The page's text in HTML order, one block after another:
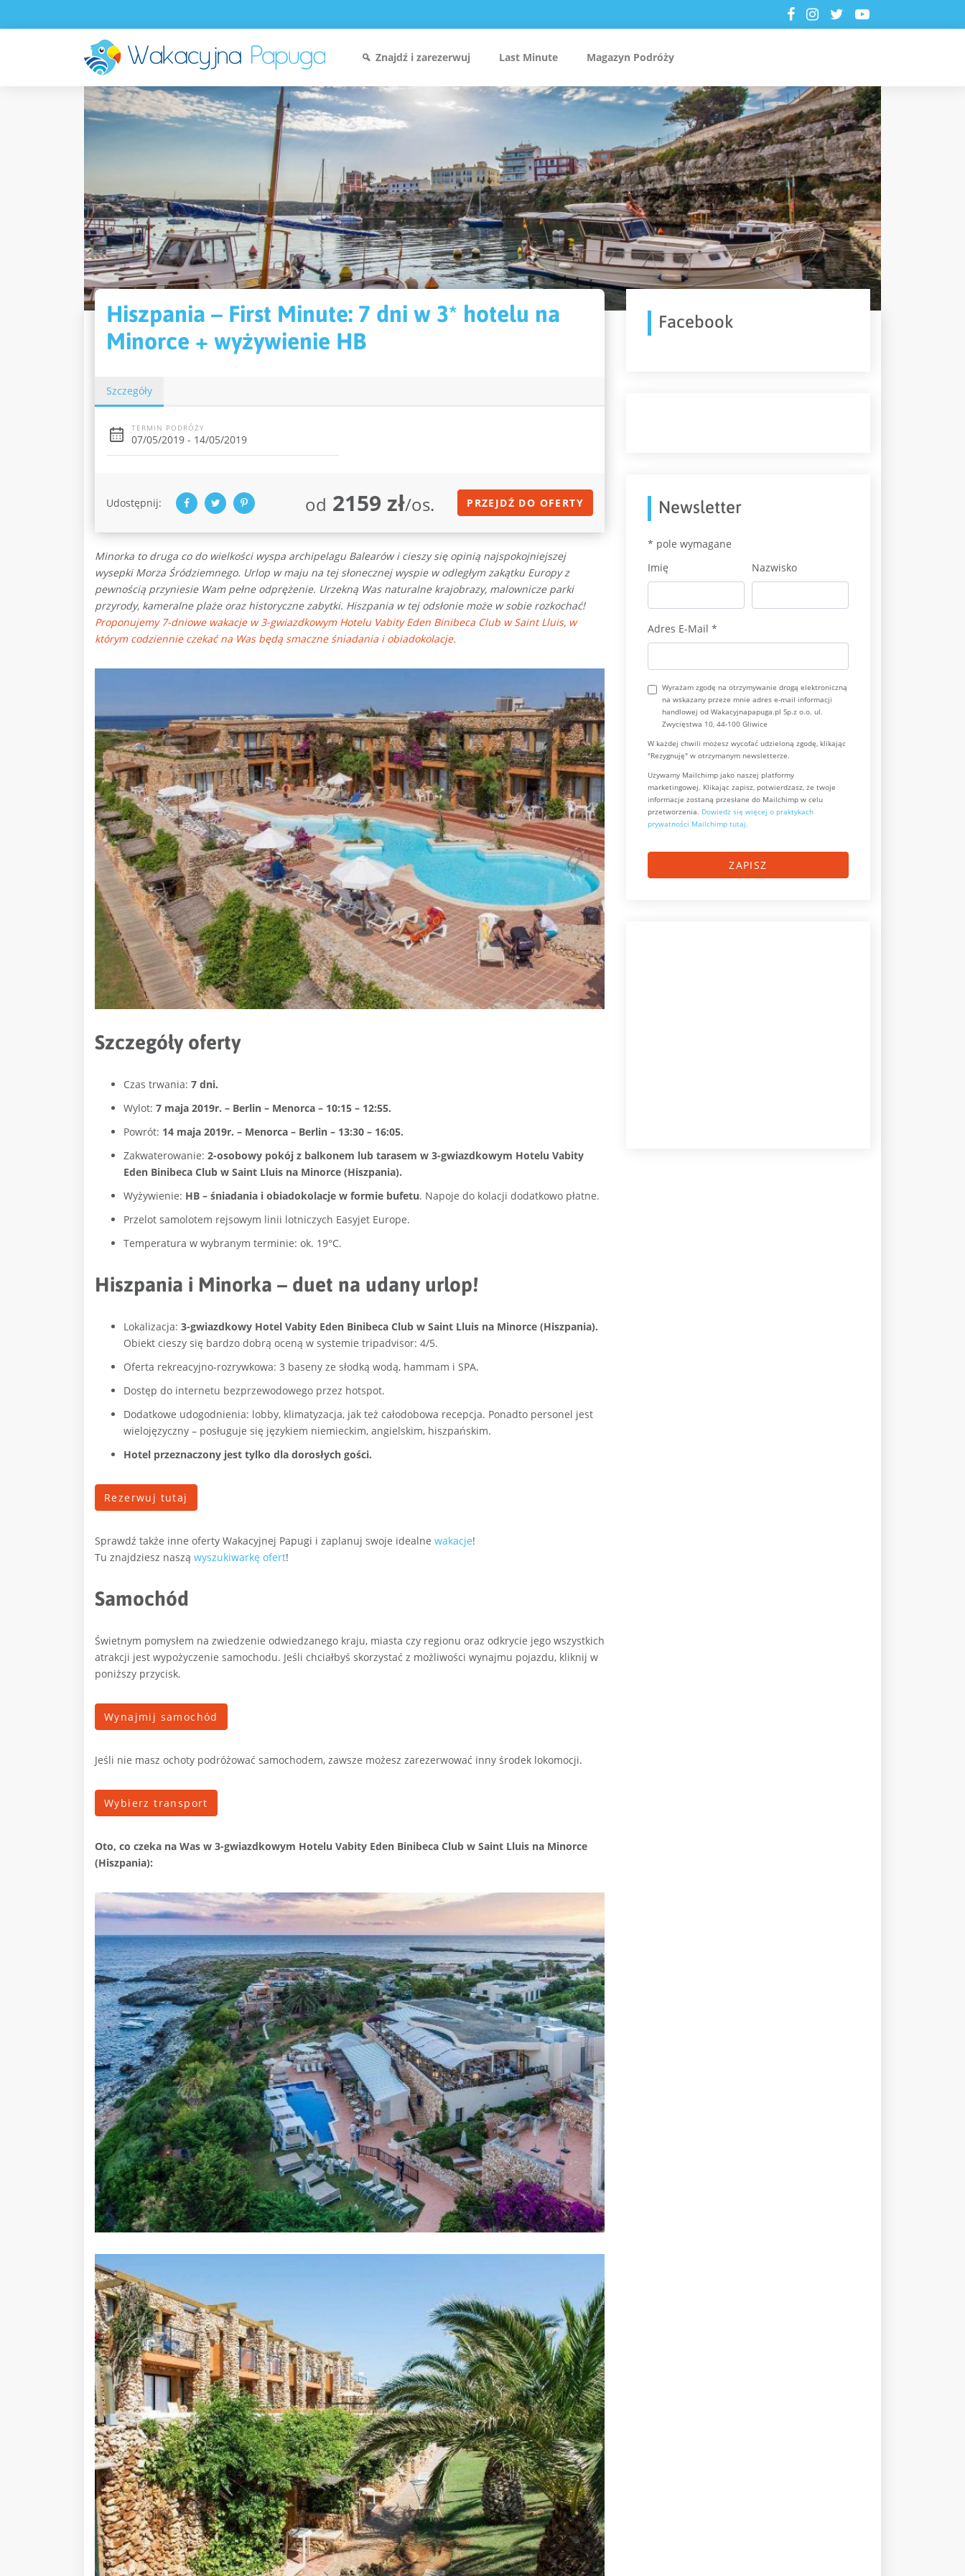
Znajdź i zarezerwuj Last Minute Magazyn Podróży
Hiszpania – First Minute: 7 dni w 3* hotelu na
Minorce + wyżywienie HB
Szczegóły
TERMIN PODRÓŻY
07/05/2019 - 14/05/2019
Udostępnij: od 2159 zł/os. PRZEJDŹ DO OFERTY
Minorka to druga co do wielkości wyspa archipelagu Balearów i cieszy się opinią najspokojniejszej
wysepki Morza Śródziemnego. Urlop w maju na tej słonecznej wyspie w odległym zakątku Europy z
pewnością przyniesie Wam pełne odprężenie. Urzekną Was naturalne krajobrazy, malownicze parki
przyrody, kameralne plaże oraz historyczne zabytki. Hiszpania w tej odsłonie może w sobie rozkochać!
Proponujemy 7-dniowe wakacje w 3-gwiazdkowym Hotelu Vabity Eden Binibeca Club w Saint Lluis, w
którym codziennie czekać na Was będą smaczne śniadania i obiadokolacje.
Szczegóły oferty
Czas trwania: 7 dni.
Wylot: 7 maja 2019r. – Berlin – Menorca – 10:15 – 12:55.
Powrót: 14 maja 2019r. – Menorca – Berlin – 13:30 – 16:05.
Zakwaterowanie: 2-osobowy pokój z balkonem lub tarasem w 3-gwiazdkowym Hotelu Vabity
Eden Binibeca Club w Saint Lluis na Minorce (Hiszpania).
Wyżywienie: HB – śniadania i obiadokolacje w formie bufetu. Napoje do kolacji dodatkowo płatne.
Przelot samolotem rejsowym linii lotniczych Easyjet Europe.
Temperatura w wybranym terminie: ok. 19°C.
Hiszpania i Minorka – duet na udany urlop!
Lokalizacja: 3-gwiazdkowy Hotel Vabity Eden Binibeca Club w Saint Lluis na Minorce (Hiszpania).
Obiekt cieszy się bardzo dobrą oceną w systemie tripadvisor: 4/5.
Oferta rekreacyjno-rozrywkowa: 3 baseny ze słodką wodą, hammam i SPA.
Dostęp do internetu bezprzewodowego przez hotspot.
Dodatkowe udogodnienia: lobby, klimatyzacja, jak też całodobowa recepcja. Ponadto personel jest
wielojęzyczny – posługuje się językiem niemieckim, angielskim, hiszpańskim.
Hotel przeznaczony jest tylko dla dorosłych gości.
Rezerwuj tutaj
Sprawdź także inne oferty Wakacyjnej Papugi i zaplanuj swoje idealne wakacje!
Tu znajdziesz naszą wyszukiwarkę ofert!
Samochód
Świetnym pomysłem na zwiedzenie odwiedzanego kraju, miasta czy regionu oraz odkrycie jego wszystkich
atrakcji jest wypożyczenie samochodu. Jeśli chciałbyś skorzystać z możliwości wynajmu pojazdu, kliknij w
poniższy przycisk.
Wynajmij samochód
Jeśli nie masz ochoty podróżować samochodem, zawsze możesz zarezerwować inny środek lokomocji.
Wybierz transport
Oto, co czeka na Was w 3-gwiazdkowym Hotelu Vabity Eden Binibeca Club w Saint Lluis na Minorce
(Hiszpania):
Facebook
Newsletter
* pole wymagane
Imię
Nazwisko
Adres E-Mail *
Wyrażam zgodę na otrzymywanie drogą elektroniczną
na wskazany przeze mnie adres e-mail informacji
handlowej od Wakacyjnapapuga.pl Sp.z o.o. ul.
Zwycięstwa 10, 44-100 Gliwice
W każdej chwili możesz wycofać udzieloną zgodę, klikając
"Rezygnuję" w otrzymanym newsletterze.
Używamy Mailchimp jako naszej platformy
marketingowej. Klikając zapisz, potwierdzasz, że twoje
informacje zostaną przesłane do Mailchimp w celu
przetworzenia. Dowiedz się więcej o praktykach
prywatności Mailchimp tutaj.
ZAPISZ